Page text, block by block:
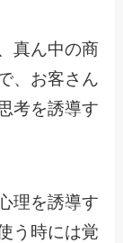
真ん中の商
、お客さん
考を誘導す
理を誘導す
う時には覚